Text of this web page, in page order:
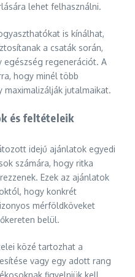
lehet felhasználni.
is kínálhat,
a csaták során,
regenerációt. A
hogy minél több
jutalmaikat.
és feltételeik
idejű ajánlatok egyedi
számára, hogy ritka
Ezek az ajánlatok
hogy konkrét
mérföldköveket
belül.
közé tartozhat a
vagy egy adott rang
figyelniük kell